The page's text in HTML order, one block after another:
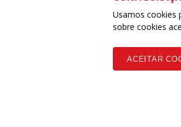
Copyleft CUT Central Única dos
Usamos cookies
sobre cookies
ACEITAR